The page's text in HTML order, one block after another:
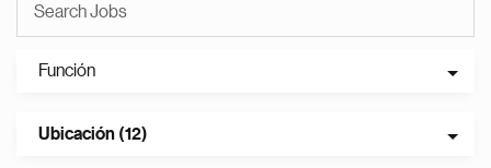
Función
Ubicación (12)